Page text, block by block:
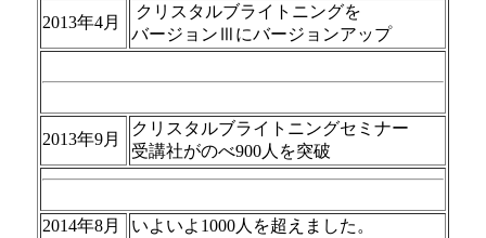
2013年4月
クリスタルブライトニングを
バージョンⅢにバージョンアップ
2013年9月
クリスタルブライトニングセミナー
受講社がのべ900人を突破
2014年8月 いよいよ1000人を超えました。